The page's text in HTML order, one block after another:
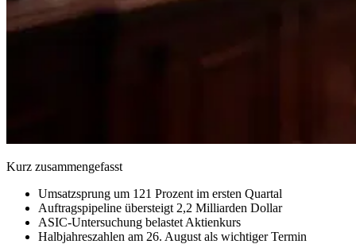
Kurz zusammengefasst
Umsatzsprung um 121 Prozent im ersten Quartal
Auftragspipeline übersteigt 2,2 Milliarden Dollar
ASIC-Untersuchung belastet Aktienkurs
Halbjahreszahlen am 26. August als wichtiger Termin